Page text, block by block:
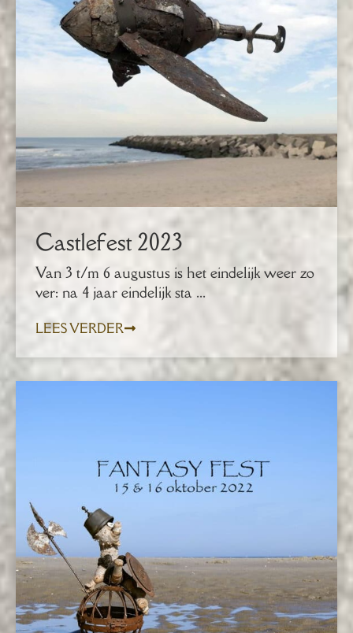
Castlefest 2023
Van 3 t/m 6 augustus is het eindelijk weer zo
ver: na 4 jaar eindelijk sta ...
LEES VERDER